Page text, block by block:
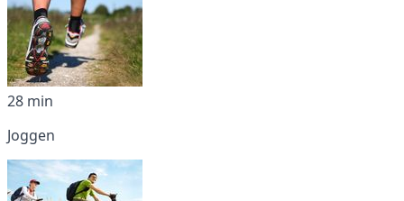
28 min
Joggen